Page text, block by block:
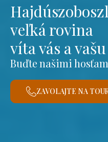
veľká rovina
víta vás a
Buďte našimi
ZAVOLAJTE NA